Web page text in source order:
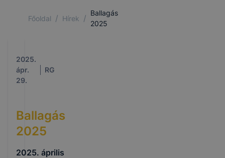
Főoldal / Hírek /
Ballagás
2025
2025.
ápr.
29.
RG
Ballagás
2025
2025. április